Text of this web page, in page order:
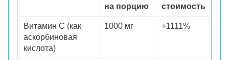
на порцию
стоимость
Витамин C (как
аскорбиновая
кислота)
1000 мг +1111%